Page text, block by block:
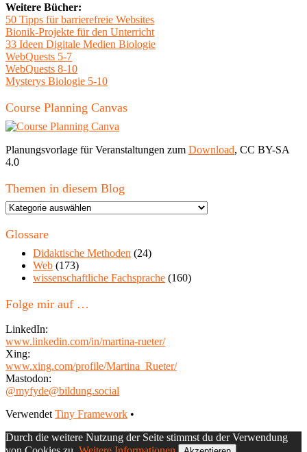
Weitere Bücher:
50 Tipps für barrierefreie Websites
Bionik-Projekte für den Unterricht
33 Ideen Digitale Medien Biologie
WebQuests 5-7
WebQuests 8-10
Mysterys Biologie 5-10
Course Planning Canvas
Planungsvorlage für Veranstaltungen zum Download, CC BY-SA
4.0
Themen in diesem Blog
Themen
diesem
Glossare
Didaktische Methoden (24)
Web (173)
wissenschaftliche Fachsprache (160)
Folge mir auf …
LinkedIn:
www.linkedin.com/in/martina-rueter/
Xing:
www.xing.com/profile/Martina_Rueter/
Mastodon:
@myfyde@bildung.social
Footer
Inhalt
Verwendet Tiny Framework •
Durch die weitere Nutzung der Seite stimmst du der Verwendung